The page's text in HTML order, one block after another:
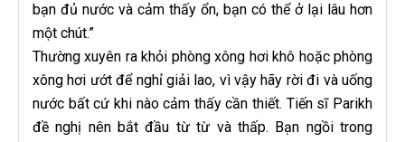
bạn đủ nước và cảm thấy ổn, bạn có thể ở lại lâu hơn
một chút.”
Thường xuyên ra khỏi phòng xông hơi khô hoặc phòng
xông hơi ướt để nghỉ giải lao, vì vậy hãy rời đi và uống
nước bất cứ khi nào cảm thấy cần thiết. Tiến sĩ Parikh
đề nghị nên bắt đầu từ từ và thấp. Bạn ngồi trong